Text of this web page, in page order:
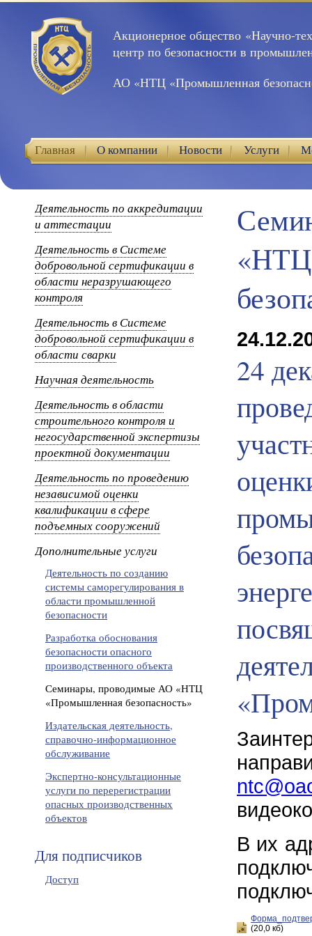
Акционерное общество «Научно-
центр по безопасности в
АО «НТЦ «Промышленная
Главная О компании Новости Услуги
Деятельность по аккредитации
и аттестации
Деятельность в Системе
добровольной сертификации в
области неразрушающего
контроля
Деятельность в Системе
добровольной сертификации в
области сварки
Научная деятельность
Деятельность в области
строительного контроля и
негосударственной экспертизы
проектной документации
Деятельность по проведению
независимой оценки
квалификации в сфере
подъемных сооружений
Дополнительные услуги
Деятельность по созданию
системы саморегулирования в
области промышленной
безопасности
Разработка обоснования
безопасности опасного
производственного объекта
Семинары, проводимые АО «НТЦ
«Промышленная безопасность»
Издательская деятельность,
справочно-информационное
обслуживание
Экспертно-консультационные
услуги по перерегистрации
опасных производственных
объектов
Для подписчиков
Доступ
24
В их
(20,0 кб)